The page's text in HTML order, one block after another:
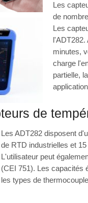
Les
de
Les
l'ADT282.
minutes,
charge
partielle,
de
Les ADT282 disposent
de RTD industrielles et
L'utilisateur peut
(CEI 751). Les capacités
les types de